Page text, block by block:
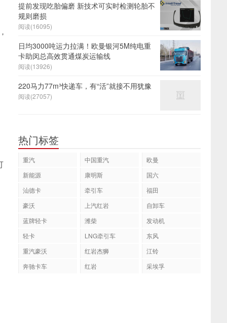
提前发现吃胎偏磨 新技术可实时检测轮胎不
规则磨损
阅读(16095)
日均3000吨运力拉满！欧曼银河5M纯电重
卡助闵总高效贯通煤炭运输线
阅读(13926)
220马力77m³快递车，有“活”就接不用犹豫
阅读(27057)
热门标签
重汽 中国重汽
欧曼
新能源
康明斯
国六
汕德卡
牵引车
福田
豪沃
上汽红岩
自卸车
蓝牌轻卡
潍柴
发动机
轻卡
LNG牵引车
东风
重汽豪沃
红岩杰狮
江铃
奔驰卡车
红岩 采埃孚